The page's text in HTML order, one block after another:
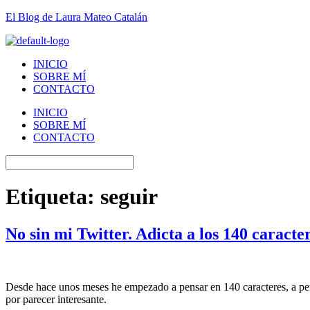
El Blog de Laura Mateo Catalán
INICIO
SOBRE MÍ
CONTACTO
INICIO
SOBRE MÍ
CONTACTO
Etiqueta: seguir
No sin mi Twitter. Adicta a los 140
Desde hace unos meses he empezado a pensar en 140 caracteres,
por parecer interesante.